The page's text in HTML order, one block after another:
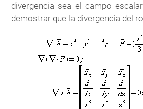
divergencia sea el campo
demostrar que la divergencia del